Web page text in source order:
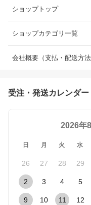
ショップトップ
ショップカテゴリ一覧
会社概要（支払・配送方法
受注・発送カレンダー
2026年
日 月 火 水
26 27 28 29
2 3 4 5
9 10 11 12